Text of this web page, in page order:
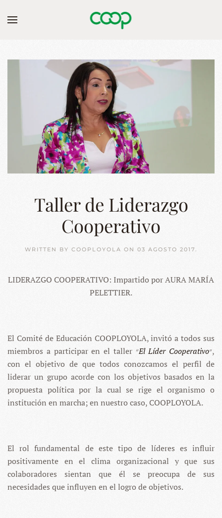
Skip to main content
Taller de Liderazgo
Cooperativo
WRITTEN BY COOPLOYOLA ON 03 AGOSTO 2017.
LIDERAZGO COOPERATIVO: Impartido por AURA MARÍA
PELETTIER.
El Comité de Educación COOPLOYOLA, invitó a todos sus
miembros a participar en el taller ״El Líder Cooperativo״,
con el objetivo de que todos conozcamos el perfil de
liderar un grupo acorde con los objetivos basados en la
propuesta política por la cual se rige el organismo o
institución en marcha; en nuestro caso, COOPLOYOLA.
El rol fundamental de este tipo de líderes es influir
positivamente en el clima organizacional y que sus
colaboradores sientan que él se preocupa de sus
necesidades que influyen en el logro de objetivos.